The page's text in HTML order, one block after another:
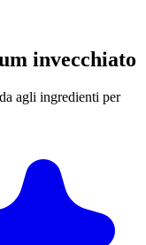
invecchiato
agli ingredienti per